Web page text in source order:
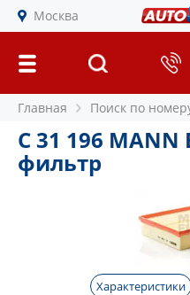
Москва
Главная Поиск по
C 31 196
фильтр
Характеристики